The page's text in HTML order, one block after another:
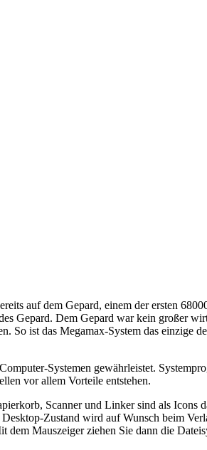
auf dem Gepard, einem der ersten
Gepard. Dem Gepard war kein großer
ist das Megamax-System das einzige
Systemen gewährleistet.
vor allem Vorteile entstehen.
Scanner und Linker sind als Icons
Zustand wird auf Wunsch beim
Mauszeiger ziehen Sie dann die